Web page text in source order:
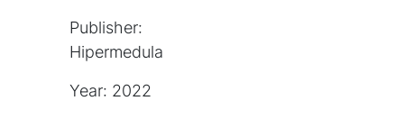
Publisher:
Hipermedula
Year: 2022